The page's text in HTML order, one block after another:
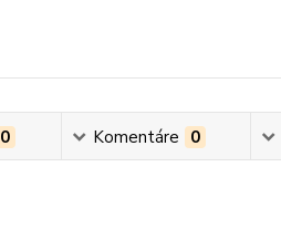
0 Komentáre 0